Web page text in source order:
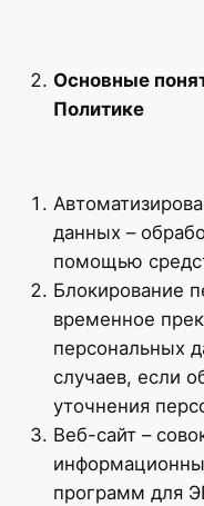
Основные
Политике
данных –
помощью
Блокирование
временное
персональных
случаев, если
уточнения
Веб-сайт –
программ для